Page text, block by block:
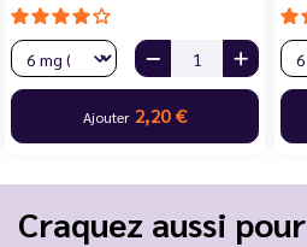
Ajouter 2,20 €
Craquez aussi pour